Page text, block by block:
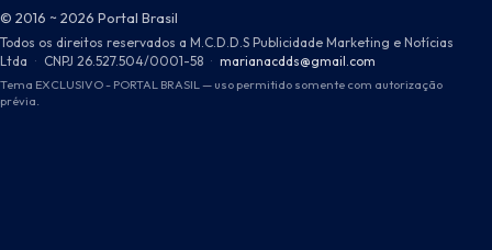
© 2016 ~ 2026 Portal Brasil
Todos os direitos reservados a M.C.D.D.S Publicidade Marketing e Notícias
Ltda · CNPJ 26.527.504/0001-58 · marianacdds@gmail.com
Tema EXCLUSIVO - PORTAL BRASIL — uso permitido somente com autorização
prévia.